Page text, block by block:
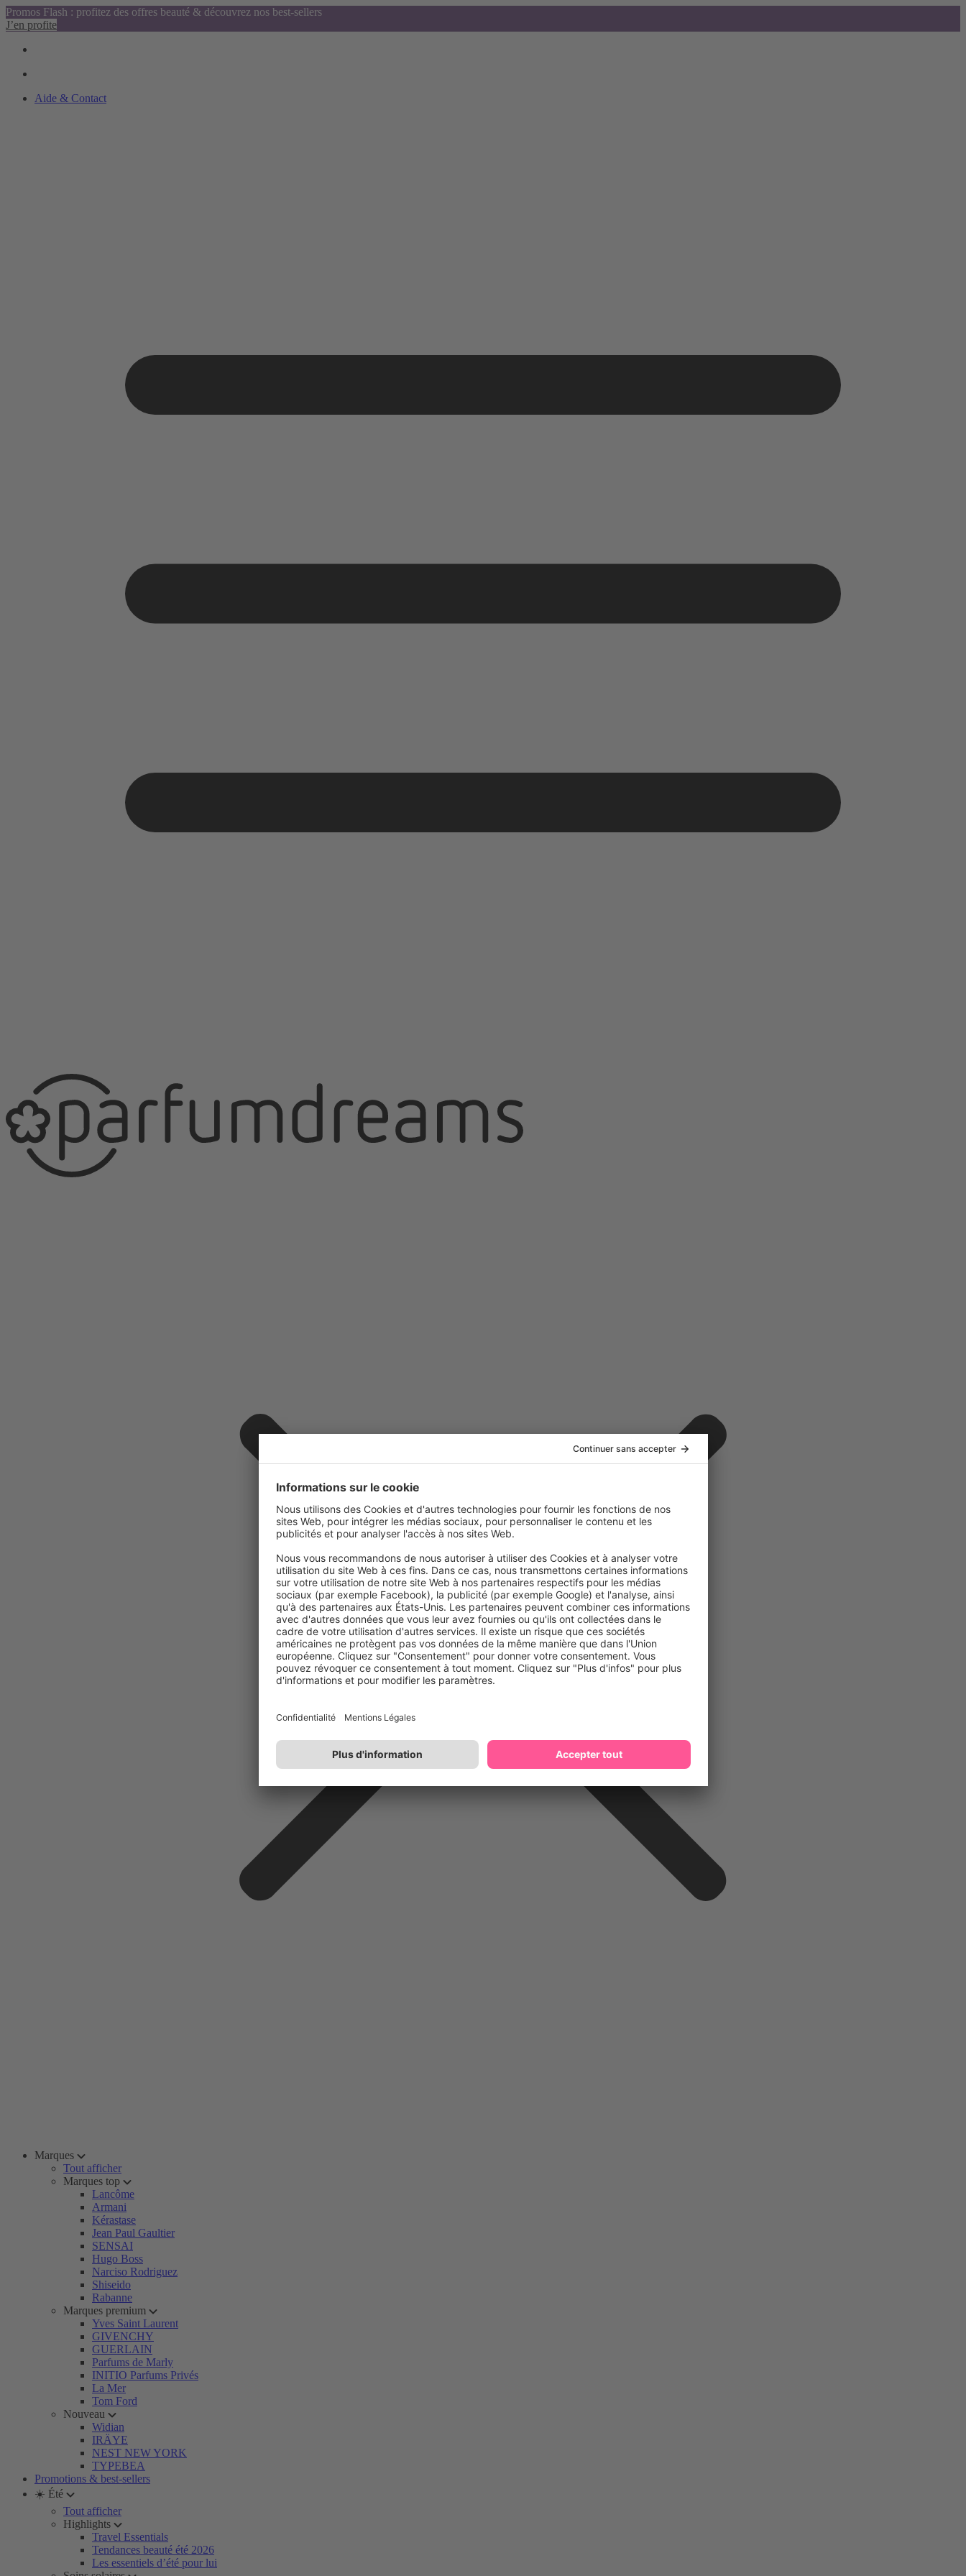
Promos Flash : profitez des offres beauté & découvrez nos best-sellers
J’en profite
Aide & Contact
Marques
Tout afficher
Marques top
Lancôme
Armani
Kérastase
Jean Paul Gaultier
SENSAI
Hugo Boss
Narciso Rodriguez
Shiseido
Rabanne
Marques premium
Yves Saint Laurent
GIVENCHY
GUERLAIN
Parfums de Marly
INITIO Parfums Privés
La Mer
Tom Ford
Nouveau
Widian
IRÄYE
NEST NEW YORK
TYPEBEA
Promotions & best-sellers
☀️ Été
Tout afficher
Highlights
Travel Essentials
Tendances beauté été 2026
Les essentiels d’été pour lui